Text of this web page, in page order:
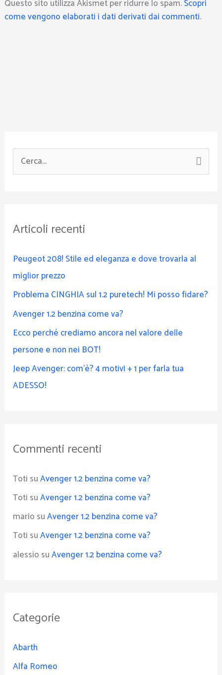
Questo sito utilizza Akismet per ridurre lo spam.Scopri
come vengono elaborati i dati derivati dai commenti.
e
a
Articoli recenti
Peugeot 208! Stile ed eleganza e dove trovarla al
miglior prezzo
Problema CINGHIA sul 1.2 puretech! Mi posso fidare?
Avenger 1.2 benzina come va?
Ecco perché crediamo ancora nel valore delle
persone e non nei BOT!
Jeep Avenger: com’è? 4 motivi + 1 per farla tua
ADESSO!
Commenti recenti
Toti suAvenger 1.2 benzina come va?
Toti suAvenger 1.2 benzina come va?
mario suAvenger 1.2 benzina come va?
Toti suAvenger 1.2 benzina come va?
alessio suAvenger 1.2 benzina come va?
Categorie
Abarth
Alfa Romeo